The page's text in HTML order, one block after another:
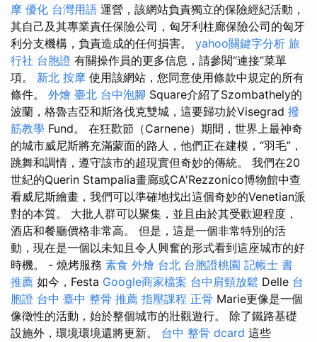
摩 優化 台灣用語 運營，該網站負責獨立的保險經紀活動，
其自己及其專業責任保險公司，匈牙利柱廊保險公司的匈牙
利分支機構，負責造成的任何損害。 yahoo關鍵字分析 旅
行社 台胞證 有關操作員的更多信息，請參閱“連接”菜單
項。 新北 按摩 使用該網站，您同意使用條款中規定的所有
條件。 外燴 臺北 台中泡腳 Square介紹了Szombathely的
波蘭，格魯吉亞和斯洛伐克雙城，這要歸功於Visegrad 撥
筋教學 Fund。 在狂歡節（Carnene）期間，世界上最神奇
的城市威尼斯將充滿蒙面的路人，他們正在建模，“羽毛”，
跳舞和調情，遵守該市的超現實但奇妙的傳統。 我們在20
世紀的Querin Stampalia畫廊或CA'Rezzonico博物館中查
看威尼斯繪畫，我們可以準確地找出這個奇妙的Venetian派
對的本質。 大批人群可以聚集，並且由於其受歡迎程度，
酒店和餐廳價格非常高。 但是，這是一個非常特別的活
動，現在是一個以未知且令人興奮的形式看到這座城市的好
時機。 - 燒烤服務 素食 外燴 台北 台胞證桃園 記帳士 書
推薦 如今，Festa Google商家檔案 台中肩頸放鬆 Delle 台
胞證 台中 臺中 整骨 推薦 指壓課程 正骨 Marie更像是一個
像徵性的活動，始於整個城市的壯觀遊行。 除了鐵路基礎
設施外，環境環境還將更新。 台中 整骨 dcard 這些